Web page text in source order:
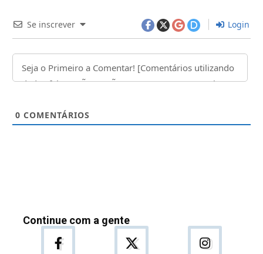
Se inscrever Login
0 COMENTÁRIOS
Continue com a gente